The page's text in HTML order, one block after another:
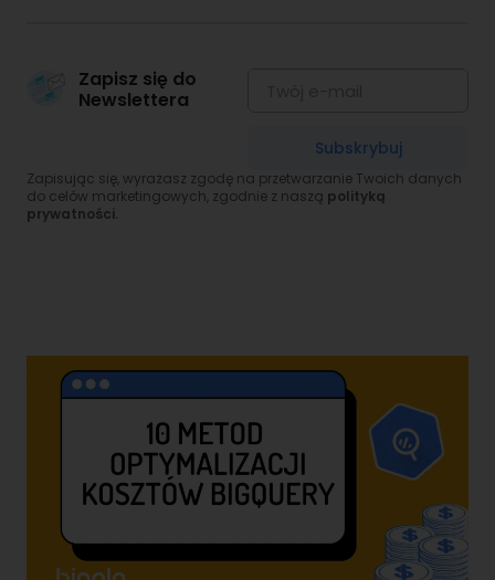
Zapisz się do
Newslettera
Subskrybuj
Zapisując się, wyrażasz zgodę na przetwarzanie Twoich danych
do celów marketingowych, zgodnie z naszą polityką
prywatności.